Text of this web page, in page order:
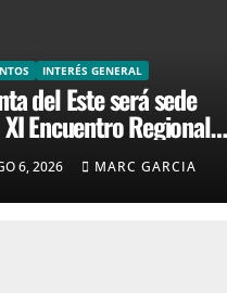
INTERÉS GENERAL
del Este será sede
Encuentro Regional
6, 2026 MARC GARCIA